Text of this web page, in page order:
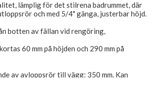
lämplig för det stilrena badrummet, där
och med 5/4" gänga, justerbar höjd.
botten av fällan vid rengöring,
60 mm på höjden och 290 mm på
av avloppsrör till vägg: 350 mm. Kan